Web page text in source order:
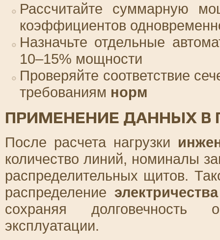
Рассчитайте суммарную
коэффициентов
Назначьте отдельные
10–15% мощности
Проверяйте соответствие
требованиям норм
ПРИМЕНЕНИЕ ДАННЫХ В
После расчета нагрузки
количество линий, номиналы
распределительных щитов.
распределение электричества
сохраняя долговечность
эксплуатации.